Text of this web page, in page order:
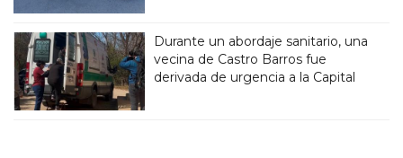
Durante un abordaje sanitario, una
vecina de Castro Barros fue
derivada de urgencia a la Capital